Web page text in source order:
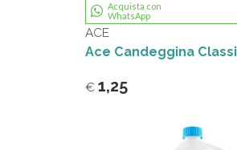
Acquista con
WhatsApp
ACE
Ace Candeggina
€ 1,25